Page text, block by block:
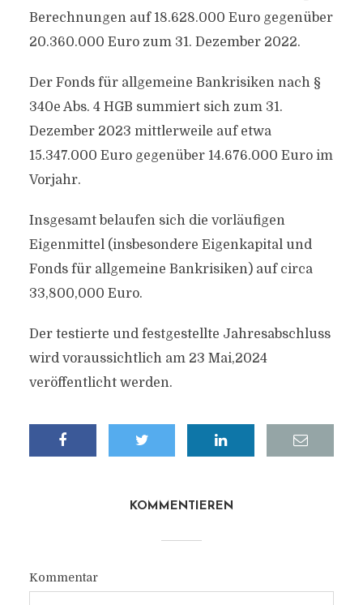
Berechnungen auf 18.628.000 Euro gegenüber
20.360.000 Euro zum 31. Dezember 2022.
Der Fonds für allgemeine Bankrisiken nach §
340e Abs. 4 HGB summiert sich zum 31.
Dezember 2023 mittlerweile auf etwa
15.347.000 Euro gegenüber 14.676.000 Euro im
Vorjahr.
Insgesamt belaufen sich die vorläufigen
Eigenmittel (insbesondere Eigenkapital und
Fonds für allgemeine Bankrisiken) auf circa
33,800,000 Euro.
Der testierte und festgestellte Jahresabschluss
wird voraussichtlich am 23 Mai,2024
veröffentlicht werden.
KOMMENTIEREN
Kommentar